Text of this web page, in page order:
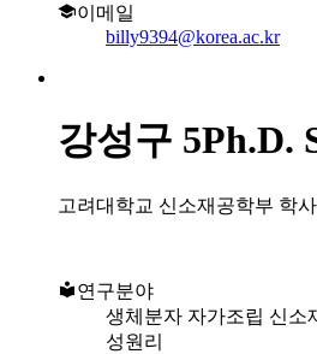
이메일
billy9394@korea.ac.kr
강성구 5Ph.D.
고려대학교 신소재공학부 학
연구분야
생체분자 자가조립 신소
성원리